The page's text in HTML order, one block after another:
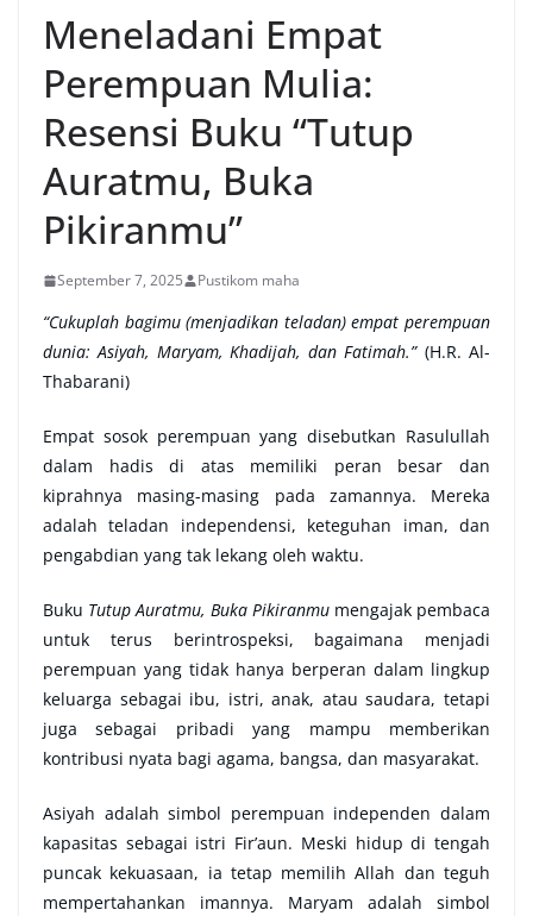
Meneladani Empat
Perempuan Mulia:
Resensi Buku “Tutup
Auratmu, Buka
Pikiranmu”
September 7, 2025 Pustikom maha
“Cukuplah bagimu (menjadikan teladan) empat perempuan
dunia: Asiyah, Maryam, Khadijah, dan Fatimah.”(H.R. Al-
Thabarani)
Empat sosok perempuan yang disebutkan Rasulullah
dalam hadis di atas memiliki peran besar dan
kiprahnya masing-masing pada zamannya. Mereka
adalah teladan independensi, keteguhan iman, dan
pengabdian yang tak lekang oleh waktu.
Buku Tutup Auratmu, Buka Pikiranmumengajak pembaca
untuk terus berintrospeksi, bagaimana menjadi
perempuan yang tidak hanya berperan dalam lingkup
keluarga sebagai ibu, istri, anak, atau saudara, tetapi
juga sebagai pribadi yang mampu memberikan
kontribusi nyata bagi agama, bangsa, dan masyarakat.
Asiyah adalah simbol perempuan independen dalam
kapasitas sebagai istri Fir’aun. Meski hidup di tengah
puncak kekuasaan, ia tetap memilih Allah dan teguh
mempertahankan imannya. Maryam adalah simbol